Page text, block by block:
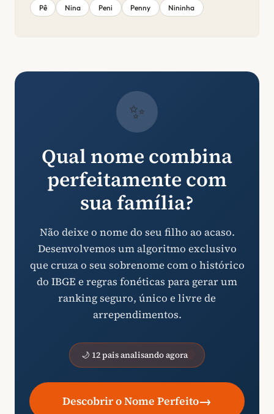
Pê Nina Peni Penny Nininha
✨
Qual nome combina
perfeitamente com
sua família?
Não deixe o nome do seu filho ao acaso.
Desenvolvemos um algoritmo exclusivo
que cruza o seu sobrenome com o histórico
do IBGE e regras fonéticas para gerar um
ranking seguro, único e livre de
arrependimentos.
🌙 12 pais analisando agora
Descobrir o Nome Perfeito→